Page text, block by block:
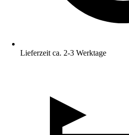
Lieferzeit ca. 2-3 Werktage